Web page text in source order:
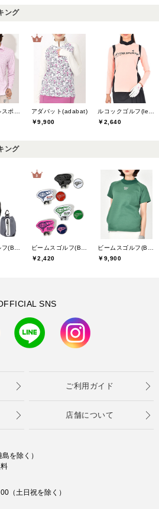
ング
マリクレールスポール(marie claire sport)
アダバット(adabat)
￥9,900
ルコックゴルフ(le coq GOLF)
￥2,640
ング
￥2,420
￥9,900
SNS
ご利用ガイド
店舗について
を除く）
（土日祝を除く）